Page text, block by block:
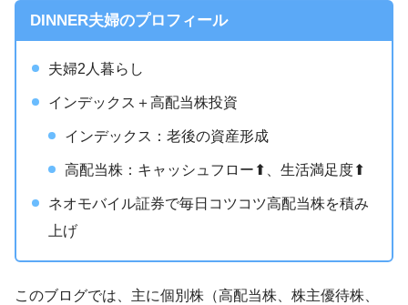
DINNER夫婦のプロフィール
夫婦2人暮らし
インデックス＋高配当株投資
インデックス：老後の資産形成
高配当株：キャッシュフロー⬆、生活満足度⬆
ネオモバイル証券で毎日コツコツ高配当株を積み
上げ
このブログでは、主に個別株（高配当株、株主優待株、